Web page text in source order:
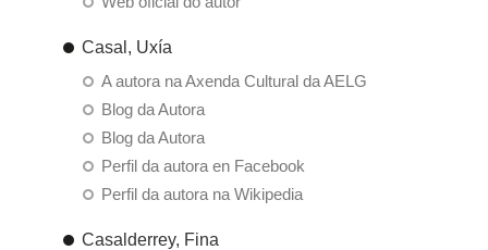
Casal, Uxía
A autora na Axenda Cultural da AELG
Blog da Autora
Blog da Autora
Perfil da autora en Facebook
Perfil da autora na Wikipedia
Casalderrey, Fina